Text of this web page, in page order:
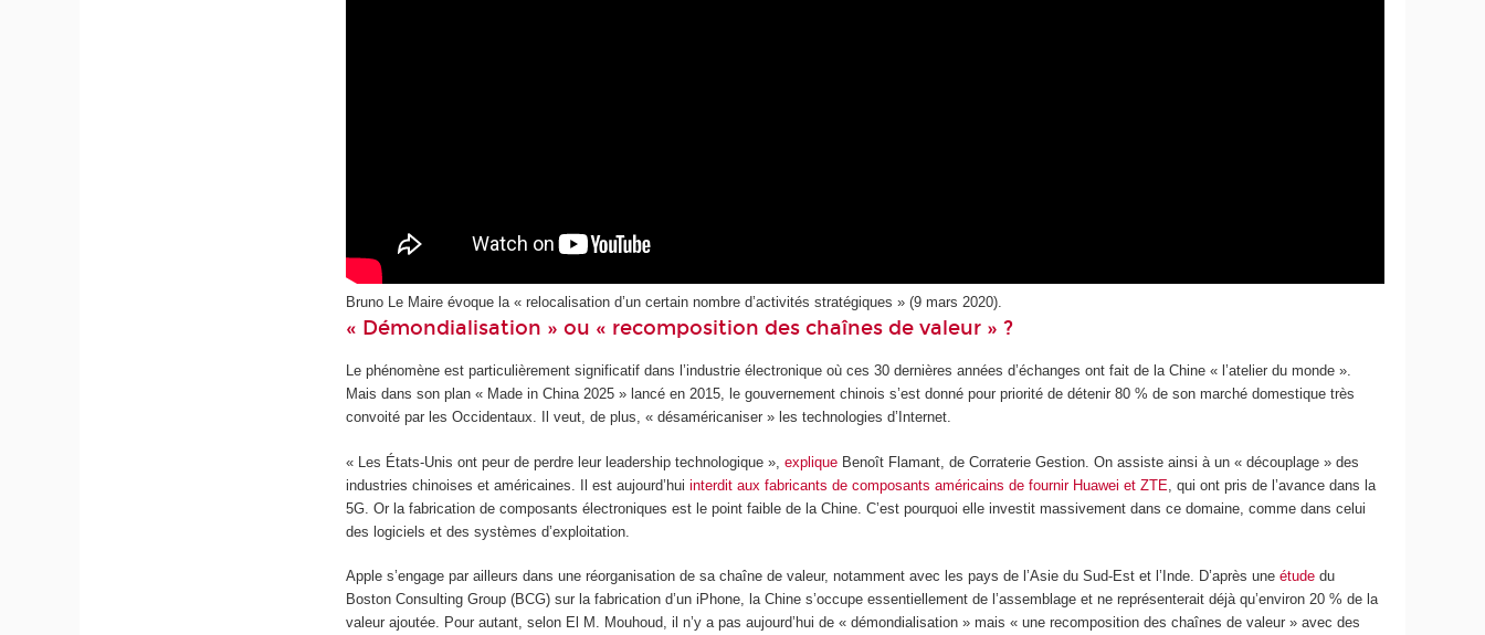
Bruno Le Maire évoque la « relocalisation d’un certain nombre d’activités stratégiques » (9 mars 2020).
« Démondialisation » ou « recomposition des chaînes de valeur » ?
Le phénomène est particulièrement significatif dans l’industrie électronique où ces 30 dernières années d’échanges ont fait de la Chine « l’atelier du monde ».
Mais dans son plan « Made in China 2025 » lancé en 2015, le gouvernement chinois s’est donné pour priorité de détenir 80 % de son marché domestique très
convoité par les Occidentaux. Il veut, de plus, « désaméricaniser » les technologies d’Internet.
« Les États-Unis ont peur de perdre leur leadership technologique »,explique Benoît Flamant, de Corraterie Gestion. On assiste ainsi à un « découplage » des
industries chinoises et américaines. Il est aujourd’huiinterdit aux fabricants de composants américains de fournir Huawei et ZTE , qui ont pris de l’avance dans la
5G. Or la fabrication de composants électroniques est le point faible de la Chine. C’est pourquoi elle investit massivement dans ce domaine, comme dans celui
des logiciels et des systèmes d’exploitation.
Apple s’engage par ailleurs dans une réorganisation de sa chaîne de valeur, notamment avec les pays de l’Asie du Sud-Est et l’Inde. D’après uneétude du
Boston Consulting Group (BCG) sur la fabrication d’un iPhone, la Chine s’occupe essentiellement de l’assemblage et ne représenterait déjà qu’environ 20 % de la
valeur ajoutée. Pour autant, selon El M. Mouhoud, il n’y a pas aujourd’hui de « démondialisation » mais « une recomposition des chaînes de valeur » avec des